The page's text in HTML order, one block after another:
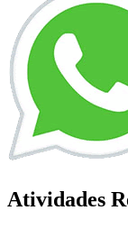
Atividades